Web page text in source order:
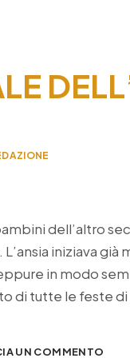
dell’altro
iniziava
in modo
di tutte le feste di
UN COMMENTO